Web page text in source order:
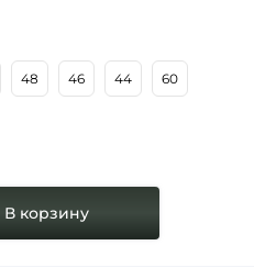
48 46 44 60
В корзину